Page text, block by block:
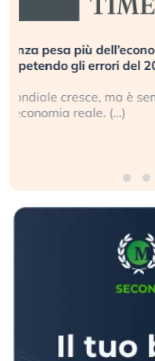
Russia e Cina pronti
investitori stanno
Gli investitori tech
geopolitico: il (…)